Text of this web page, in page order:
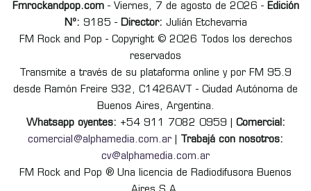
Fmrockandpop.com- Viernes, 7 de agosto de 2026 - Edición
Nº: 9185 - Director: Julián Etchevarria
FM Rock and Pop - Copyright © 2026 Todos los derechos
reservados
Transmite a través de su plataforma online y por FM 95.9
desde Ramón Freire 932, C1426AVT - Ciudad Autónoma de
Buenos Aires, Argentina.
Whatsapp oyentes: +54 911 7082 0959 | Comercial:
comercial@alphamedia.com.ar
Trabajá con nosotros:
cv@alphamedia.com.ar
FM Rock and Pop ® Una licencia de Radiodifusora Buenos